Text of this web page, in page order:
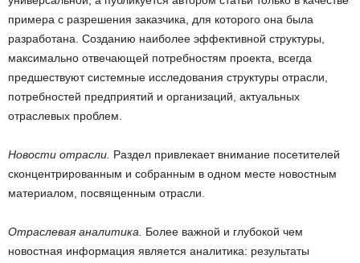
примера с разрешения заказчика, для которого она была
разработана. Созданию наиболее эффективной структуры,
максимально отвечающей потребностям проекта, всегда
предшествуют системные исследования структуры отрасли,
потребностей предприятий и организаций, актуальных
отраслевых проблем.
Новости отрасли. Раздел привлекает внимание посетителей
сконцентрированным и собранным в одном месте новостным
материалом, посвященным отрасли.
Отраслевая аналитика.
Более важной и глубокой чем
новостная информация является аналитика: результаты